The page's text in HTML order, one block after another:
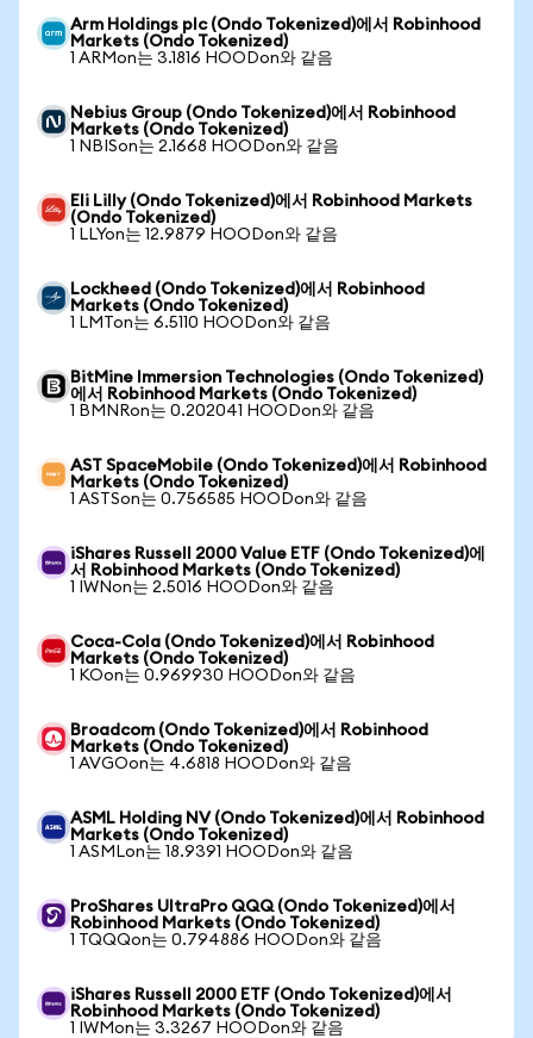
Arm Holdings plc (Ondo Tokenized)에서 Robinhood
Markets (Ondo Tokenized)
1 ARMon는 3.1816 HOODon와 같음
Nebius Group (Ondo Tokenized)에서 Robinhood
Markets (Ondo Tokenized)
1 NBISon는 2.1668 HOODon와 같음
Eli Lilly (Ondo Tokenized)에서 Robinhood Markets
(Ondo Tokenized)
1 LLYon는 12.9879 HOODon와 같음
Lockheed (Ondo Tokenized)에서 Robinhood
Markets (Ondo Tokenized)
1 LMTon는 6.5110 HOODon와 같음
BitMine Immersion Technologies (Ondo Tokenized)
에서 Robinhood Markets (Ondo Tokenized)
1 BMNRon는 0.202041 HOODon와 같음
AST SpaceMobile (Ondo Tokenized)에서 Robinhood
Markets (Ondo Tokenized)
1 ASTSon는 0.756585 HOODon와 같음
iShares Russell 2000 Value ETF (Ondo Tokenized)에
서 Robinhood Markets (Ondo Tokenized)
1 IWNon는 2.5016 HOODon와 같음
Coca-Cola (Ondo Tokenized)에서 Robinhood
Markets (Ondo Tokenized)
1 KOon는 0.969930 HOODon와 같음
Broadcom (Ondo Tokenized)에서 Robinhood
Markets (Ondo Tokenized)
1 AVGOon는 4.6818 HOODon와 같음
ASML Holding NV (Ondo Tokenized)에서 Robinhood
Markets (Ondo Tokenized)
1 ASMLon는 18.9391 HOODon와 같음
ProShares UltraPro QQQ (Ondo Tokenized)에서
Robinhood Markets (Ondo Tokenized)
1 TQQQon는 0.794886 HOODon와 같음
iShares Russell 2000 ETF (Ondo Tokenized)에서
Robinhood Markets (Ondo Tokenized)
1 IWMon는 3.3267 HOODon와 같음